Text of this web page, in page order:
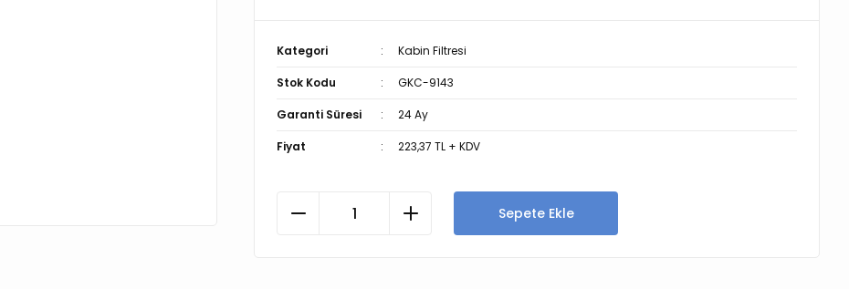
Kategori Kabin Filtresi
Stok Kodu GKC-9143
Garanti Süresi 24 Ay
Fiyat 223,37 TL + KDV
Sepete Ekle